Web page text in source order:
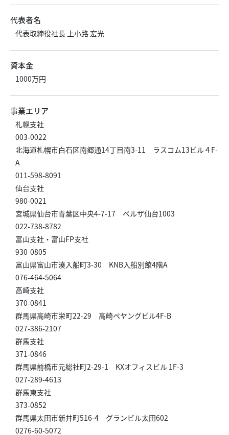
代表者名
代表取締役社長 上小路 宏光
資本金
1000万円
事業エリア
札幌支社
003-0022
北海道札幌市白石区南郷通14丁目南3-11 ラスコム13ビル４F-
A
011-598-8091
仙台支社
980-0021
宮城県仙台市青葉区中央4-7-17 ベルザ仙台1003
022-738-8782
富山支社・富山FP支社
930-0805
富山県富山市湊入船町3-30 KNB入船別館4階A
076-464-5064
高崎支社
370-0841
群馬県高崎市栄町22-29 高崎ペヤングビル4F-B
027-386-2107
群馬支社
371-0846
群馬県前橋市元総社町2-29-1 KXオフィスビル 1F-3
027-289-4613
群馬東支社
373-0852
群馬県太田市新井町516-4 グランビル太田602
0276-60-5072